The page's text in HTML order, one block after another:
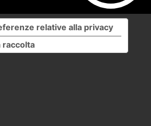
raccolta
relative alla privacy